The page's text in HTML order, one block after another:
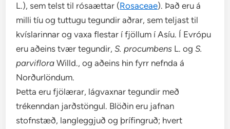
L.), sem telst til rósaættar (Rosaceae). Það eru á
milli tíu og tuttugu tegundir aðrar, sem teljast til
kvíslarinnar og vaxa flestar í fjöllum í Asíu. Í Evrópu
eru aðeins tvær tegundir,S. procumbens L. ogS.
parviflora Willd., og aðeins hin fyrr nefnda á
Norðurlöndum.
Þetta eru fjölærar, lágvaxnar tegundir með
trékenndan jarðstöngul. Blöðin eru jafnan
stofnstæð, langleggjuð og þrífingruð; hvert